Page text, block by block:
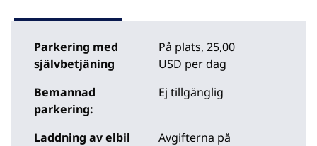
Parkering med
självbetjäning
På plats, 25,00
USD per dag
Bemannad
parkering:
Ej tillgänglig
Laddning av elbil
Avgifterna på